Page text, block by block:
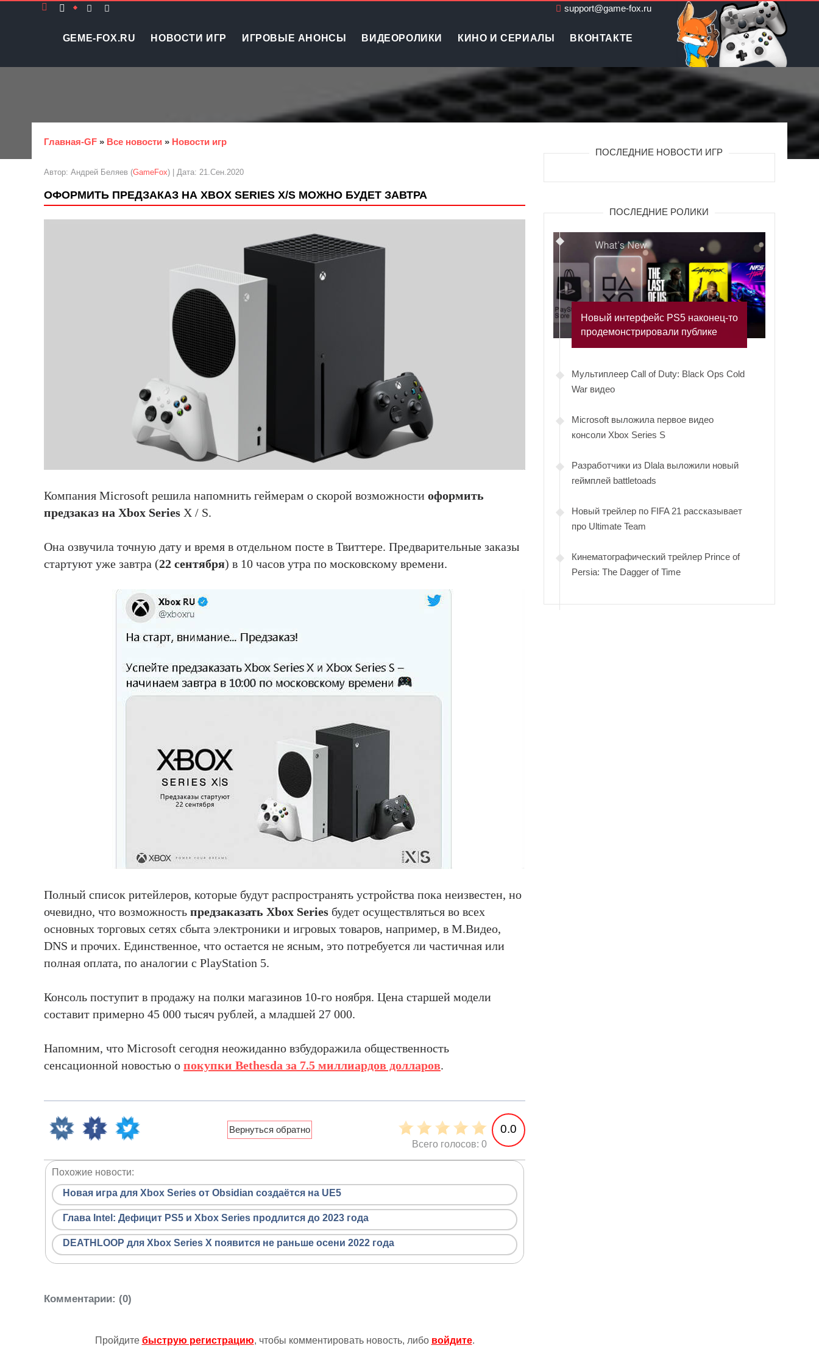
support@game-fox.ru
GEME-FOX.RU НОВОСТИ ИГР ИГРОВЫЕ АНОНСЫ ВИДЕОРОЛИКИ КИНО И СЕРИАЛЫ ВКОНТАКТЕ
Главная-GF » Все новости » Новости игр
Автор: Андрей Беляев (GameFox) | Дата: 21.Сен.2020
ОФОРМИТЬ ПРЕДЗАКАЗ НА XBOX SERIES X/S МОЖНО БУДЕТ ЗАВТРА
Компания Microsoft решила напомнить геймерам о скорой возможности оформить
предзаказ на Xbox Series X / S.
Она озвучила точную дату и время в отдельном посте в Твиттере. Предварительные заказы
стартуют уже завтра (22 сентября) в 10 часов утра по московскому времени.
Полный список ритейлеров, которые будут распространять устройства пока неизвестен, но
очевидно, что возможность предзаказать Xbox Series будет осуществляться во всех
основных торговых сетях сбыта электроники и игровых товаров, например, в М.Видео,
DNS и прочих. Единственное, что остается не ясным, это потребуется ли частичная или
полная оплата, по аналогии с PlayStation 5.
Консоль поступит в продажу на полки магазинов 10-го ноября. Цена старшей модели
составит примерно 45 000 тысяч рублей, а младшей 27 000.
Напомним, что Microsoft сегодня неожиданно взбудоражила общественность
сенсационной новостью о покупки Bethesda за 7.5 миллиардов долларов.
0.0
Всего голосов: 0
Похожие новости:
Новая игра для Xbox Series от Obsidian создаётся на UE5
Глава Intel: Дефицит PS5 и Xbox Series продлится до 2023 года
DEATHLOOP для Xbox Series X появится не раньше осени 2022 года
Комментарии: (0)
Пройдите быструю регистрацию, чтобы комментировать новость, либо войдите.
ПОСЛЕДНИЕ НОВОСТИ ИГР
ПОСЛЕДНИЕ РОЛИКИ
Новый интерфейс PS5 наконец-то
продемонстрировали публике
Мультиплеер Call of Duty: Black Ops Cold
War видео
Microsoft выложила первое видео
консоли Xbox Series S
Разработчики из Dlala выложили новый
геймплей battletoads
Новый трейлер по FIFA 21 рассказывает
про Ultimate Team
Кинематографический трейлер Prince of
Persia: The Dagger of Time